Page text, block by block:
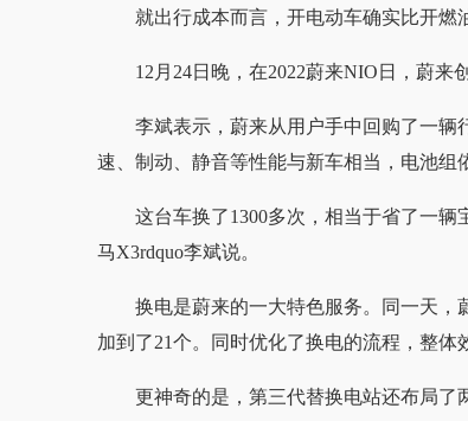
就出行成本而言，开电动车确实比开燃
12月24日晚，在2022蔚来NIO日，蔚来
李斌表示，蔚来从用户手中回购了一辆
速、制动、静音等性能与新车相当，电池组
这台车换了1300多次，相当于省了一辆
马X3rdquo李斌说。
换电是蔚来的一大特色服务。同一天，
加到了21个。同时优化了换电的流程，整体
更神奇的是，第三代替换电站还布局了